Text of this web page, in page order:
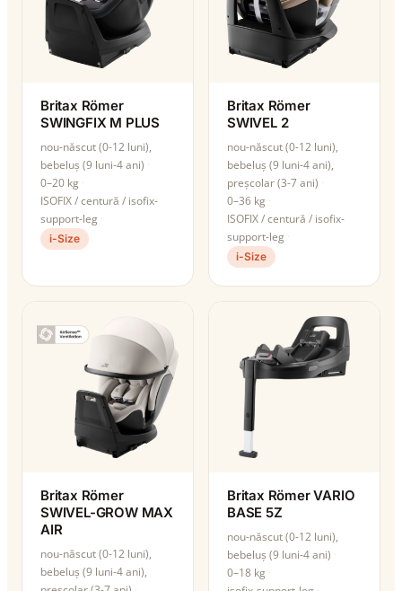
Britax Römer
SWINGFIX M PLUS
nou-născut (0-12 luni),
bebeluș (9 luni-4 ani)
0–20 kg
ISOFIX / centură / isofix-
support-leg
i-Size
Britax Römer
SWIVEL 2
nou-născut (0-12 luni),
bebeluș (9 luni-4 ani),
preșcolar (3-7 ani)
0–36 kg
ISOFIX / centură / isofix-
support-leg
i-Size
Britax Römer
SWIVEL-GROW MAX
AIR
nou-născut (0-12 luni),
bebeluș (9 luni-4 ani),
Britax Römer VARIO
BASE 5Z
nou-născut (0-12 luni),
bebeluș (9 luni-4 ani)
0–18 kg